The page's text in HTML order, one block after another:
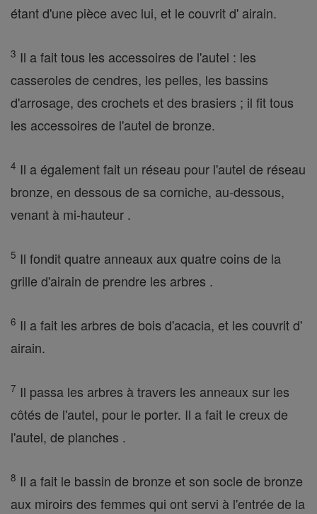
étant d'une pièce avec lui, et le couvrit d' airain.
3 Il a fait tous les accessoires de l'autel : les
casseroles de cendres, les pelles, les bassins
d'arrosage, des crochets et des brasiers ; il fit tous
les accessoires de l'autel de bronze.
4 Il a également fait un réseau pour l'autel de réseau
bronze, en dessous de sa corniche, au-dessous,
venant à mi-hauteur .
5 Il fondit quatre anneaux aux quatre coins de la
grille d'airain de prendre les arbres .
6 Il a fait les arbres de bois d'acacia, et les couvrit d'
airain.
7 Il passa les arbres à travers les anneaux sur les
côtés de l'autel, pour le porter. Il a fait le creux de
l'autel, de planches .
8 Il a fait le bassin de bronze et son socle de bronze
aux miroirs des femmes qui ont servi à l'entrée de la